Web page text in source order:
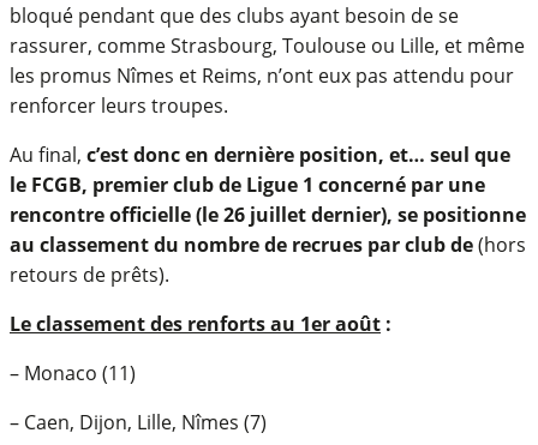
bloqué pendant que des clubs ayant besoin de se
rassurer, comme Strasbourg, Toulouse ou Lille, et même
les promus Nîmes et Reims, n’ont eux pas attendu pour
renforcer leurs troupes.
Au final, c’est donc en dernière position, et… seul que
le FCGB, premier club de Ligue 1 concerné par une
rencontre officielle (le 26 juillet dernier), se positionne
au classement du nombre de recrues par club de(hors
retours de prêts).
Le classement des renforts au 1er août :
– Monaco (11)
– Caen, Dijon, Lille, Nîmes (7)